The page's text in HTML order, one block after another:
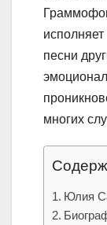
песни
многих
Юлия